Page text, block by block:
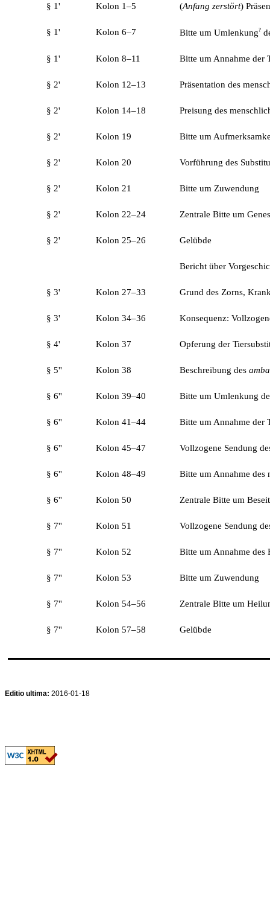
§ 1' Kolon 1–5 (Anfang zerstört)
§ 1' Kolon 6–7 Bitte um Umlenkung?
§ 1' Kolon 8–11 Bitte um Annahme der
§ 2' Kolon 12–13 Präsentation des
§ 2' Kolon 14–18 Preisung des
§ 2' Kolon 19 Bitte um
§ 2' Kolon 20 Vorführung des
§ 2' Kolon 21 Bitte um Zuwendung
§ 2' Kolon 22–24 Zentrale Bitte um
§ 2' Kolon 25–26 Gelübde
Bericht über
§ 3' Kolon 27–33 Grund des Zorns,
§ 3' Kolon 34–36 Konsequenz:
§ 4' Kolon 37 Opferung der
§ 5'' Kolon 38 Beschreibung des
§ 6'' Kolon 39–40 Bitte um Umlenkung
§ 6'' Kolon 41–44 Bitte um Annahme der
§ 6'' Kolon 45–47 Vollzogene Sendung
§ 6'' Kolon 48–49 Bitte um Annahme des
§ 6'' Kolon 50 Zentrale Bitte um
§ 7'' Kolon 51 Vollzogene Sendung
§ 7'' Kolon 52 Bitte um Annahme des
§ 7'' Kolon 53 Bitte um Zuwendung
§ 7'' Kolon 54–56 Zentrale Bitte um
§ 7'' Kolon 57–58 Gelübde
Editio ultima: 2016-01-18